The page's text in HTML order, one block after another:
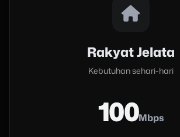
Rakyat Jelata
Kebutuhan sehari-hari
100Mbps